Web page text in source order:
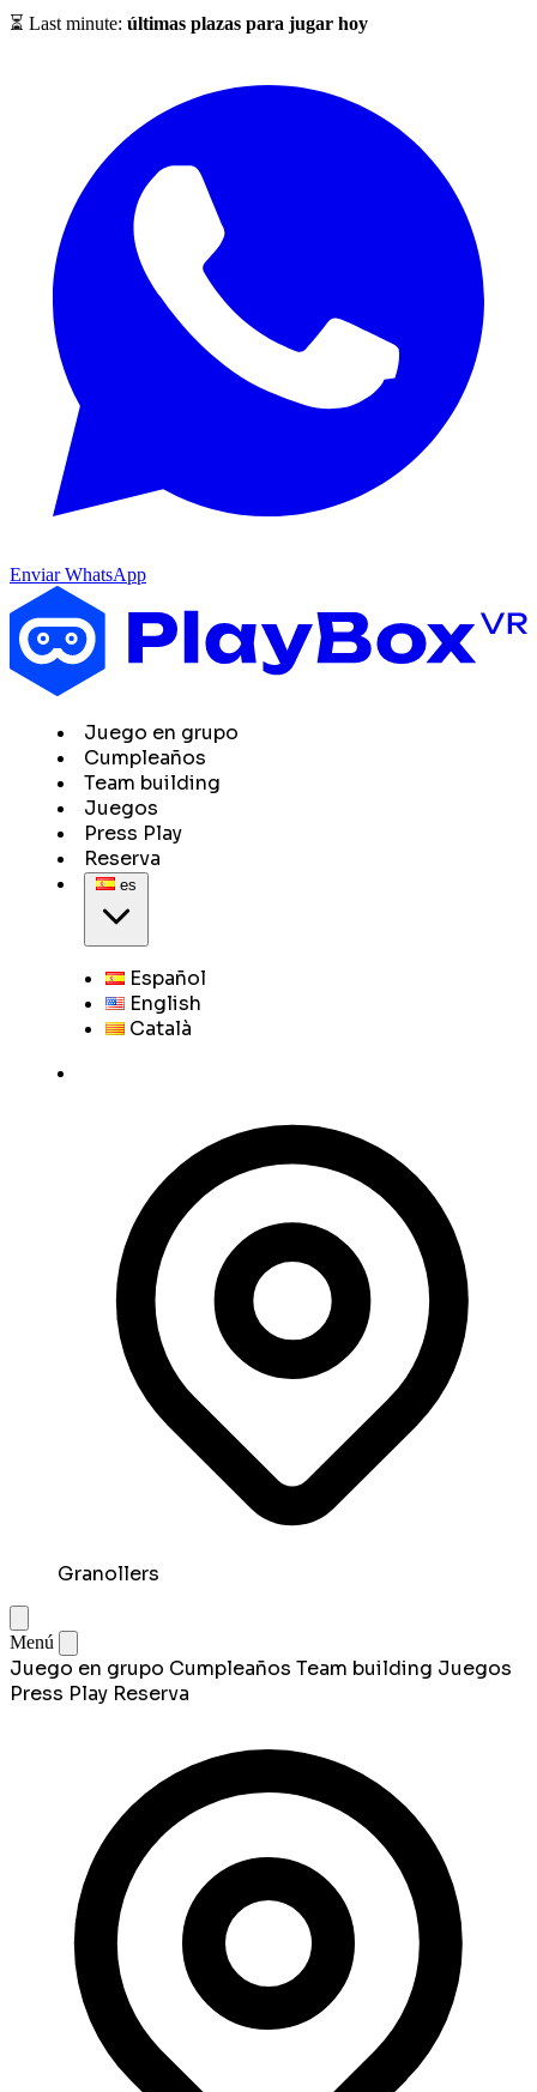
⏳ Last minute: últimas plazas para jugar hoy
Enviar WhatsApp
Juego en grupo
Cumpleaños
Team building
Juegos
Press Play
Reserva
es
Español
English
Català
Granollers
Menú
Juego en grupo Cumpleaños Team building Juegos
Press Play Reserva